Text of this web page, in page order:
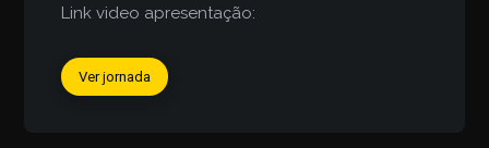
Link video apresentação:
Ver jornada